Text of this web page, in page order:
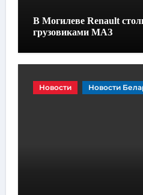
В Могилеве Renault
грузовиками МАЗ
Новости Новости